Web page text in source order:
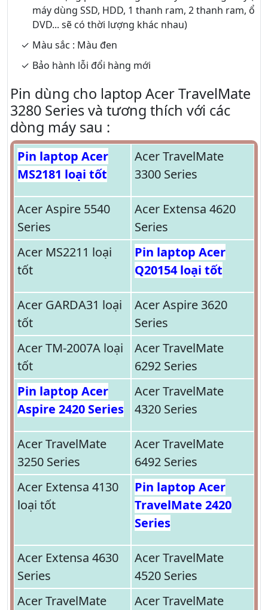
máy dùng SSD, HDD, 1 thanh ram, 2 thanh ram, ổ
DVD... sẽ có thời lượng khác nhau)
Màu sắc : Màu đen
Bảo hành lỗi đổi hàng mới
Pin dùng cho laptop Acer TravelMate
3280 Series và tương thích với các
dòng máy sau :
Pin laptop Acer
MS2181 loại tốt
Acer TravelMate
3300 Series
Acer Aspire 5540
Series
Acer Extensa 4620
Series
Acer MS2211 loại
tốt
Pin laptop Acer
Q20154 loại tốt
Acer GARDA31 loại
tốt
Acer Aspire 3620
Series
Acer TM-2007A loại
tốt
Acer TravelMate
6292 Series
Pin laptop Acer
Aspire 2420 Series
Acer TravelMate
4320 Series
Acer TravelMate
3250 Series
Acer TravelMate
6492 Series
Acer Extensa 4130
loại tốt
Pin laptop Acer
TravelMate 2420
Series
Acer Extensa 4630
Series
Acer TravelMate
4520 Series
Acer TravelMate
Acer TravelMate